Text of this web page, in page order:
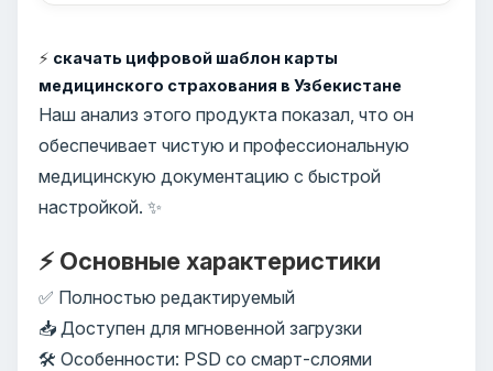
⚡ скачать цифровой шаблон карты
медицинского страхования в Узбекистане
Наш анализ этого продукта показал, что он
обеспечивает чистую и профессиональную
медицинскую документацию с быстрой
настройкой. ✨
⚡ Основные характеристики
✅ Полностью редактируемый
📥 Доступен для мгновенной загрузки
🛠️ Особенности: PSD со смарт-слоями